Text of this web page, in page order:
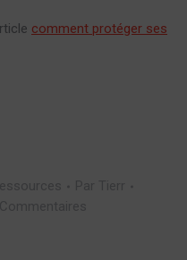
comment protéger ses